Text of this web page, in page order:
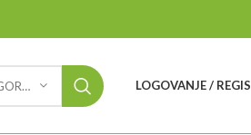
IZABERI KATEGORIJU LOGOVANJE /